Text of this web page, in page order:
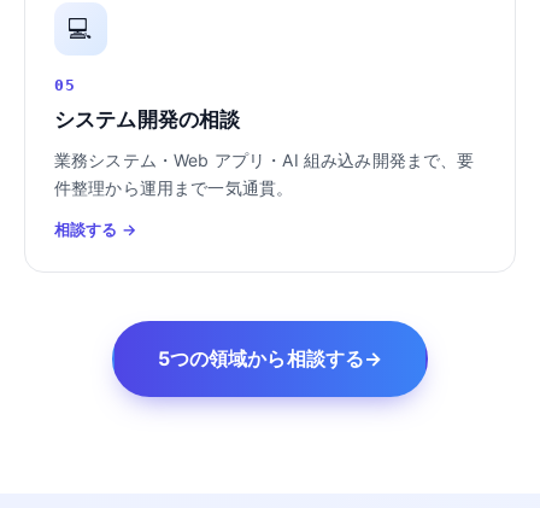
💻
05
システム開発の相談
業務システム・Web アプリ・AI 組み込み開発まで、要
件整理から運用まで一気通貫。
相談する →
5つの領域から相談する→